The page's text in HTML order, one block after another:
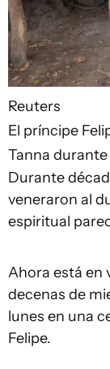
Reuters
El príncipe
Tanna
Durante
veneraron al
espiritual
Ahora está en
decenas de
lunes en una
Felipe.